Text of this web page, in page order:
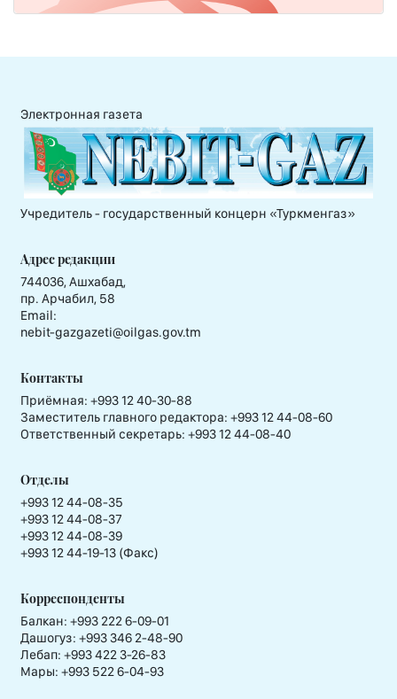
Электронная газета
Учредитель - государственный концерн «Туркменгаз»
Адрес редакции
744036, Ашхабад,
пр. Арчабил, 58
Email:
nebit-gazgazeti@oilgas.gov.tm
Контакты
Приёмная: +993 12 40-30-88
Заместитель главного редактора: +993 12 44-08-60
Ответственный секретарь: +993 12 44-08-40
Отделы
+993 12 44-08-35
+993 12 44-08-37
+993 12 44-08-39
+993 12 44-19-13 (Факс)
Корреспонденты
Балкан: +993 222 6-09-01
Дашогуз: +993 346 2-48-90
Лебап: +993 422 3-26-83
Мары: +993 522 6-04-93